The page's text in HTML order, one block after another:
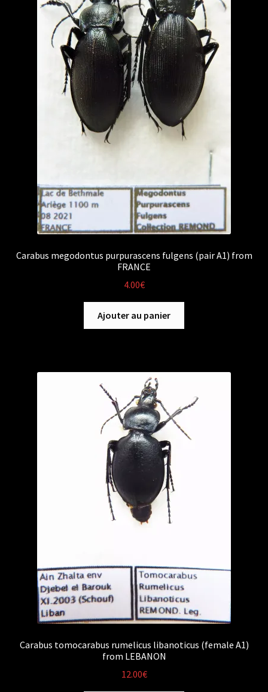
Carabus megodontus purpurascens fulgens (pair A1) from
FRANCE
4.00€
Ajouter au panier
Carabus tomocarabus rumelicus libanoticus (female A1)
from LEBANON
12.00€